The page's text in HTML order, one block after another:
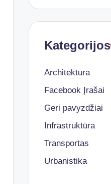
Kategorijos
Architektūra
Facebook Įrašai
Geri pavyzdžiai
Infrastruktūra
Transportas
Urbanistika